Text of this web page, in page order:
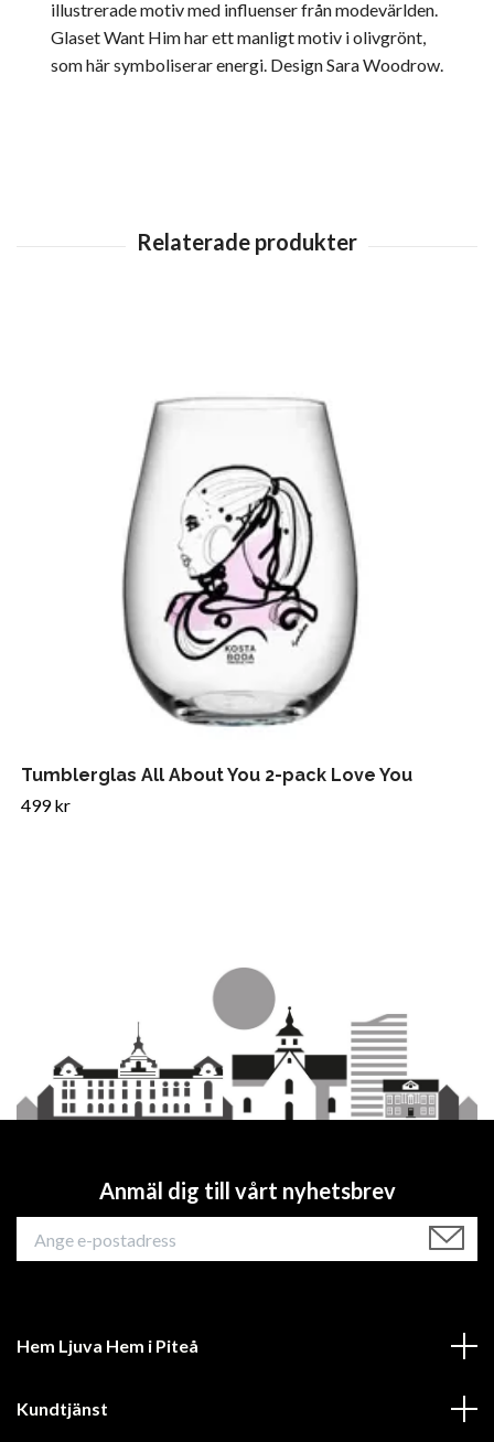
illustrerade motiv med influenser från modevärlden.
Glaset Want Him har ett manligt motiv i olivgrönt,
som här symboliserar energi. Design Sara Woodrow.
Tumblerglas All About You 2-pack Love You
499 kr
Anmäl dig till vårt nyhetsbrev
Hem Ljuva Hem i Piteå
Kundtjänst